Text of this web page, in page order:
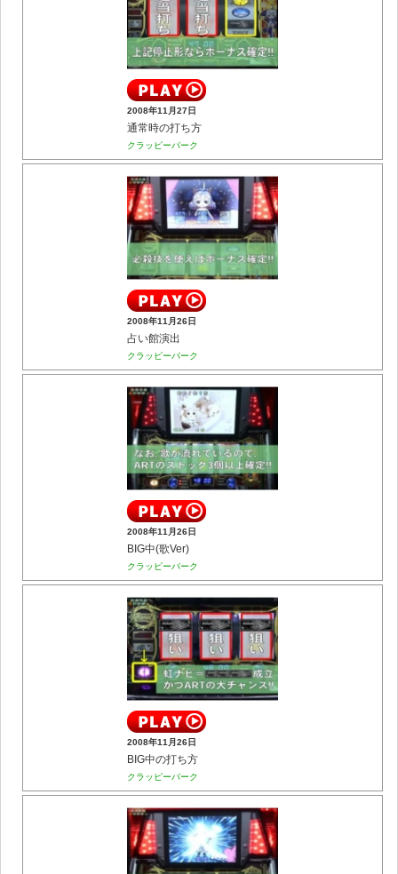
2008年11月27日
通常時の打ち方
クラッピーパーク
2008年11月26日
占い館演出
クラッピーパーク
2008年11月26日
BIG中(歌Ver)
クラッピーパーク
2008年11月26日
BIG中の打ち方
クラッピーパーク